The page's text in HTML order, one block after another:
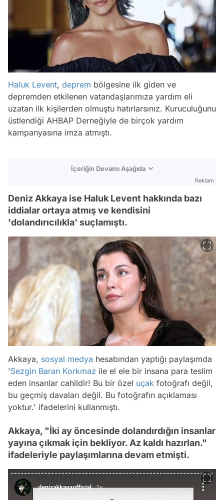
Haluk Levent, deprem bölgesine ilk giden ve
depremden etkilenen vatandaşlarımıza yardım eli
uzatan ilk kişilerden olmuştu hatırlarsınız. Kuruculuğunu
üstlendiği AHBAP Derneğiyle de birçok yardım
kampanyasına imza atmıştı.
İçeriğin Devamı Aşağıda
Reklam
Deniz Akkaya ise Haluk Levent hakkında bazı
iddialar ortaya atmış ve kendisini
'dolandırıcılıkla' suçlamıştı.
Akkaya, sosyal medya hesabından yaptığı paylaşımda
'Sezgin Baran Korkmaz ile el ele bir insana para teslim
eden insanlar cahildir! Bu bir özel uçak fotoğrafı değil,
bu geçmiş davaları değil. Bu fotoğrafın açıklaması
yoktur.' ifadelerini kullanmıştı.
Akkaya, "İki ay öncesinde dolandırdığın insanlar
yayına çıkmak için bekliyor. Az kaldı hazırlan."
ifadeleriyle paylaşımlarına devam etmişti.